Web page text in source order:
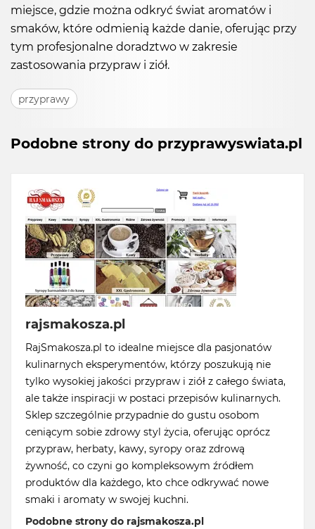
miejsce, gdzie można odkryć świat aromatów i
smaków, które odmienią każde danie, oferując przy
tym profesjonalne doradztwo w zakresie
zastosowania przypraw i ziół.
przyprawy
Podobne strony do przyprawyswiata.pl
rajsmakosza.pl
RajSmakosza.pl to idealne miejsce dla pasjonatów
kulinarnych eksperymentów, którzy poszukują nie
tylko wysokiej jakości przypraw i ziół z całego świata,
ale także inspiracji w postaci przepisów kulinarnych.
Sklep szczególnie przypadnie do gustu osobom
ceniącym sobie zdrowy styl życia, oferując oprócz
przypraw, herbaty, kawy, syropy oraz zdrową
żywność, co czyni go kompleksowym źródłem
produktów dla każdego, kto chce odkrywać nowe
smaki i aromaty w swojej kuchni.
Podobne strony do rajsmakosza.pl